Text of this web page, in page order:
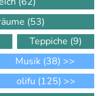
(53)
Teppiche (9)
Musik (38) >>
olifu (125) >>